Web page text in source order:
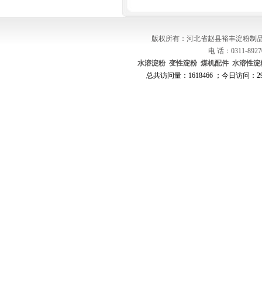
版权所有：河北省赵县裕丰淀粉
电 话：0311-
水溶淀粉 变性淀粉 煤机配件 水溶性淀
总共访问量：1618466 ；今日访问：